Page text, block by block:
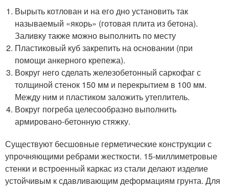
Вырыть котлован и на его дно установить так
называемый «якорь» (готовая плита из бетона).
Заливку также можно выполнить по месту
Пластиковый куб закрепить на основании (при
помощи анкерного крепежа).
Вокруг него сделать железобетонный саркофаг с
толщиной стенок 150 мм и перекрытием в 100 мм.
Между ним и пластиком заложить утеплитель.
Вокруг погреба целесообразно выполнить
армировано-бетонную стяжку.
Существуют бесшовные герметические конструкции с
упрочняющими ребрами жесткости. 15-миллиметровые
стенки и встроенный каркас из стали делают изделие
устойчивым к сдавливающим деформациям грунта. Для